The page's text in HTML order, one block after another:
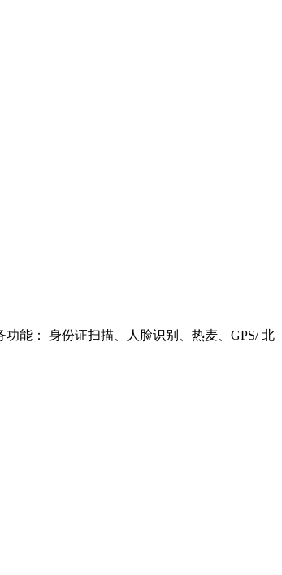
能： 身份证扫描、人脸识别、热麦、GPS/ 北